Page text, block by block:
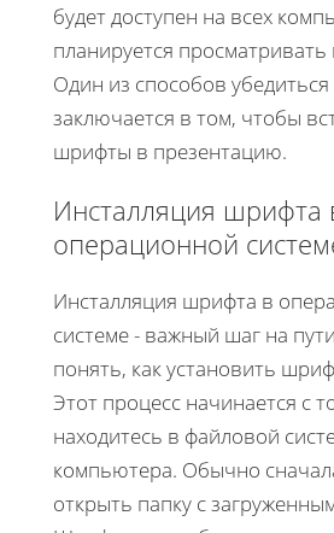
будет доступен на всех
планируется
Один из способов убедиться
заключается в том, чтобы
шрифты в презентацию.
Инсталляция шрифта
операционной
Инсталляция шрифта в
системе - важный шаг на
понять, как установить
Этот процесс начинается с
находитесь в файловой
компьютера. Обычно
открыть папку с